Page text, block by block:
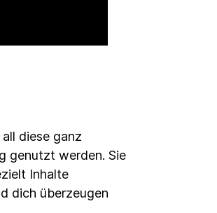
diese ganz
genutzt werden. Sie
Inhalte
dich überzeugen